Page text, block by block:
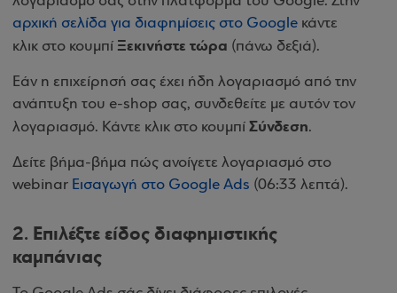
αρχική σελίδα για διαφημίσεις στο Google κάντε
κλικ στο κουμπί Ξεκινήστε τώρα (πάνω δεξιά).
Εάν η επιχείρησή σας έχει ήδη λογαριασμό από την
ανάπτυξη του e-shop σας, συνδεθείτε με αυτόν τον
λογαριασμό. Κάντε κλικ στο κουμπί Σύνδεση.
Δείτε βήμα-βήμα πώς ανοίγετε λογαριασμό στο
webinar Εισαγωγή στο Google Ads (06:33 λεπτά).
2. Επιλέξτε είδος διαφημιστικής
καμπάνιας